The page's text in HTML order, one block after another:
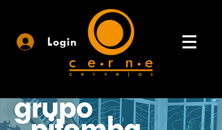
Login